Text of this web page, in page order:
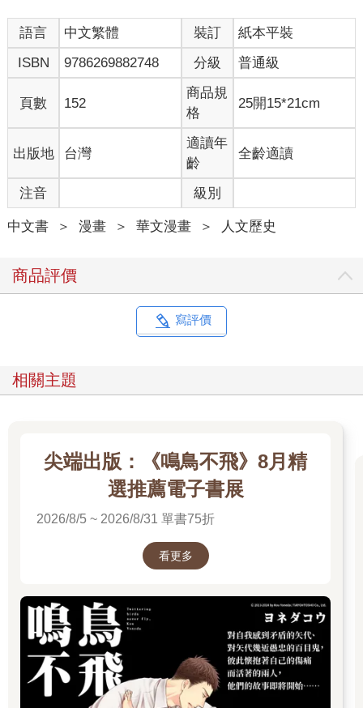
語言 中文繁體 裝訂
紙本平裝
ISBN
9786269882748 分級 普通級
頁數 152
商品規
格
25開15*21cm
出版地 台灣
適讀年
齡
全齡適讀
注音 級別
中文書 ＞ 漫畫 ＞ 華文漫畫 ＞ 人文歷史
商品評價
寫評價
相關主題
尖端出版：《鳴鳥不飛》8月精
選推薦電子書展
2026/8/5 ~ 2026/8/31 單書75折
看更多